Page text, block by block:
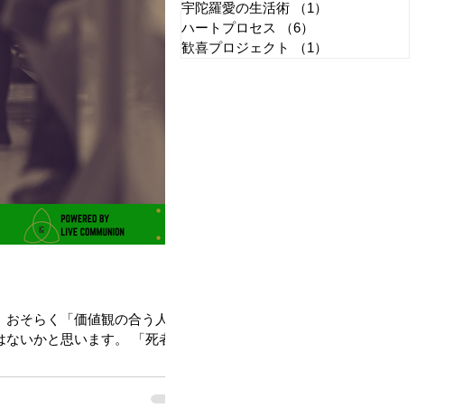
そらく「価値観の合う人と
いかと思います。 「死者を
宇陀羅愛の生活術
（1）
ハートプロセス
（6）
歓喜プロジェクト
（1）